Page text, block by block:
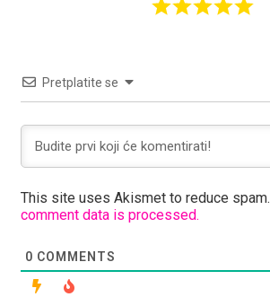
Pretplatite se
This site uses Akismet to reduce spam.
comment data is processed.
0 COMMENTS